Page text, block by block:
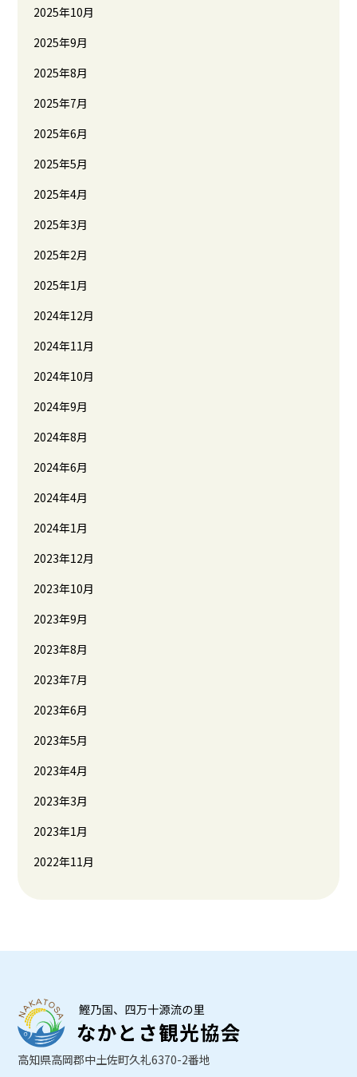
2025年10月
2025年9月
2025年8月
2025年7月
2025年6月
2025年5月
2025年4月
2025年3月
2025年2月
2025年1月
2024年12月
2024年11月
2024年10月
2024年9月
2024年8月
2024年6月
2024年4月
2024年1月
2023年12月
2023年10月
2023年9月
2023年8月
2023年7月
2023年6月
2023年5月
2023年4月
2023年3月
2023年1月
2022年11月
高知県高岡郡中土佐町久礼6370-2番地